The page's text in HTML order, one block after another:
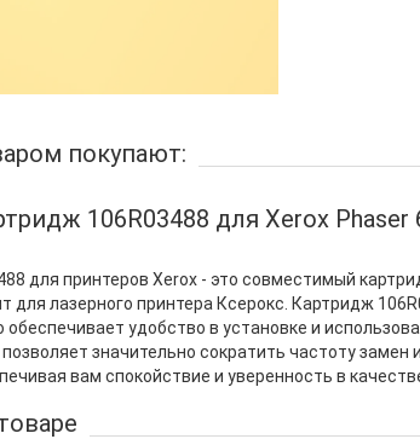
покупают:
106R03488 для Xerox
для принтеров Xerox - это совместимый
для лазерного принтера Ксерокс. Картридж
обеспечивает удобство в установке и
значительно сократить частоту
вам спокойствие и уверенность в